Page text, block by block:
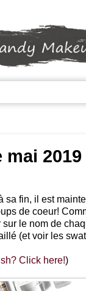
mai 2019
sa fin, il est
de coeur!
le nom de
(et voir les
Click here!)